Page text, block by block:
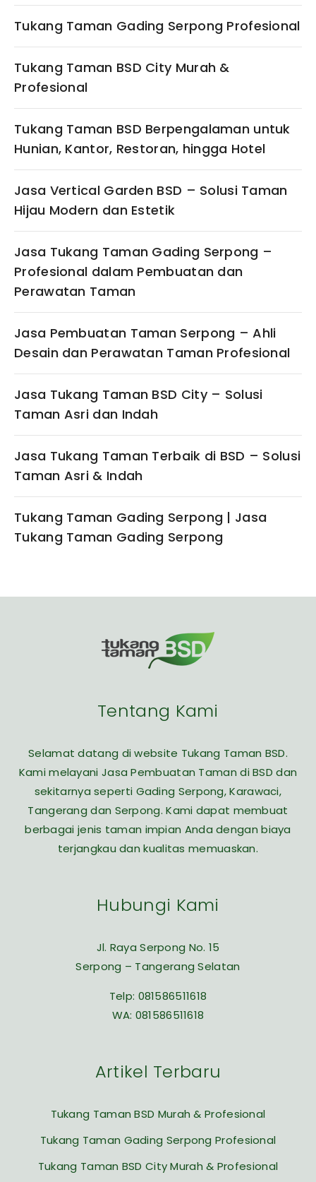
Tukang Taman Gading Serpong Profesional
Tukang Taman BSD City Murah &
Profesional
Tukang Taman BSD Berpengalaman untuk
Hunian, Kantor, Restoran, hingga Hotel
Jasa Vertical Garden BSD – Solusi Taman
Hijau Modern dan Estetik
Jasa Tukang Taman Gading Serpong –
Profesional dalam Pembuatan dan
Perawatan Taman
Jasa Pembuatan Taman Serpong – Ahli
Desain dan Perawatan Taman Profesional
Jasa Tukang Taman BSD City – Solusi
Taman Asri dan Indah
Jasa Tukang Taman Terbaik di BSD – Solusi
Taman Asri & Indah
Tukang Taman Gading Serpong | Jasa
Tukang Taman Gading Serpong
Tentang Kami
Selamat datang di website Tukang Taman BSD.
Kami melayani Jasa Pembuatan Taman di BSD dan
sekitarnya seperti Gading Serpong, Karawaci,
Tangerang dan Serpong. Kami dapat membuat
berbagai jenis taman impian Anda dengan biaya
terjangkau dan kualitas memuaskan.
Hubungi Kami
Jl. Raya Serpong No. 15
Serpong – Tangerang Selatan
Telp: 081586511618
WA: 081586511618
Artikel Terbaru
Tukang Taman BSD Murah & Profesional
Tukang Taman Gading Serpong Profesional
Tukang Taman BSD City Murah & Profesional